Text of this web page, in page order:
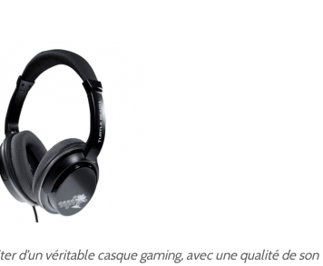
d’un véritable casque gaming, avec une qualité de son